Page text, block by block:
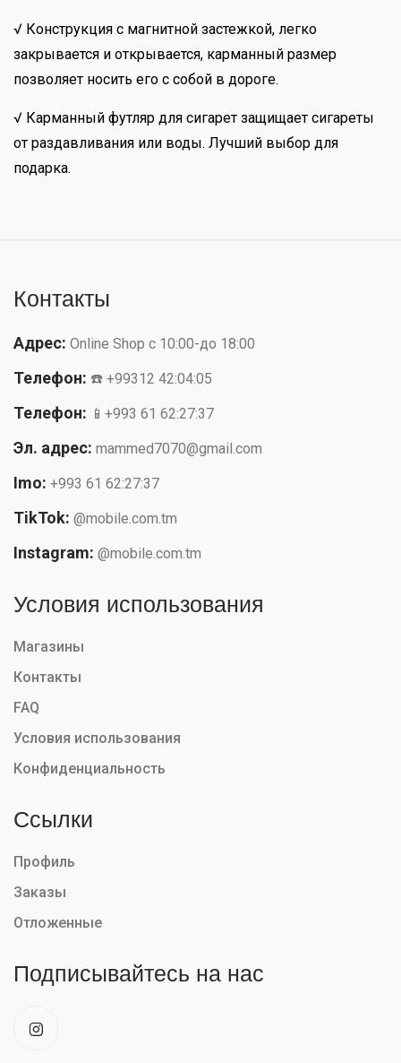
√ Конструкция с магнитной застежкой, легко
закрывается и открывается, карманный размер
позволяет носить его с собой в дороге.
√ Карманный футляр для сигарет защищает сигареты
от раздавливания или воды. Лучший выбор для
подарка.
Контакты
Адрес: Online Shop с 10:00-до 18:00
Телефон: ☎️ +99312 42:04:05
Телефон: 📱+993 61 62:27:37
Эл. адрес: mammed7070@gmail.com
Imo: +993 61 62:27:37
TikTok: @mobile.com.tm
Instagram: @mobile.com.tm
Условия использования
Магазины
Контакты
FAQ
Условия использования
Конфиденциальность
Ссылки
Профиль
Заказы
Отложенные
Подписывайтесь на нас